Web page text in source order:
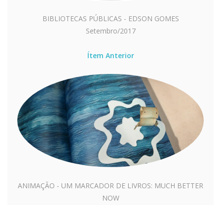
BIBLIOTECAS PÚBLICAS - EDSON GOMES
Setembro/2017
Ítem Anterior
ANIMAÇÃO - UM MARCADOR DE LIVROS: MUCH BETTER
NOW